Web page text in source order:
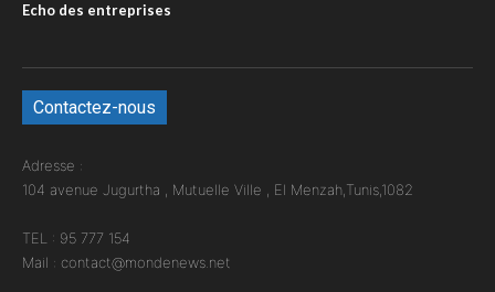
Echo des entreprises
Contactez-nous
Adresse :
104 avenue Jugurtha , Mutuelle Ville , El Menzah,Tunis,1082
TEL : 95 777 154
Mail : contact@mondenews.net